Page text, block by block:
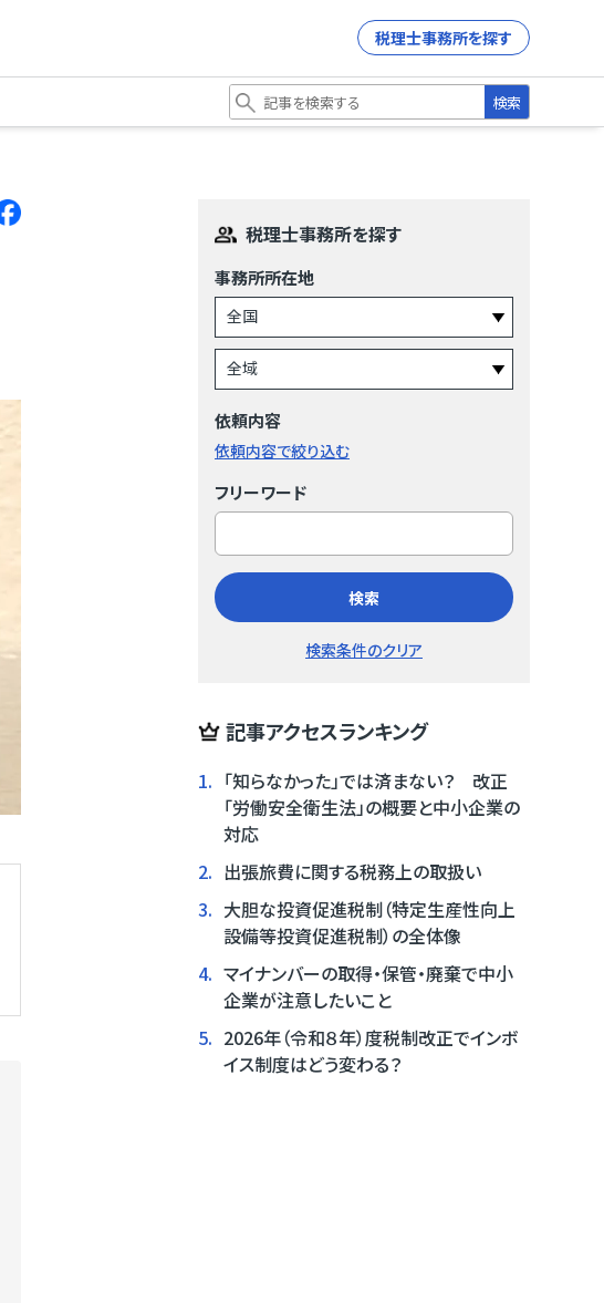
税理士事務所を探す
検索
税理士事務所を探す
事務所所在地
依頼内容
依頼内容で絞り込む
フリーワード
検索
検索条件のクリア
記事アクセスランキング
1. 「知らなかった」では済まない？ 改正
「労働安全衛生法」の概要と中小企業の
対応
2. 出張旅費に関する税務上の取扱い
3. 大胆な投資促進税制（特定生産性向上
設備等投資促進税制）の全体像
4. マイナンバーの取得・保管・廃棄で中小
企業が注意したいこと
5. 2026年（令和８年）度税制改正でインボ
イス制度はどう変わる？